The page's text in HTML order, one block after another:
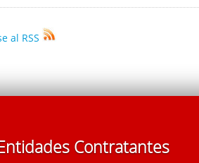
al RSS
Entidades Contratantes